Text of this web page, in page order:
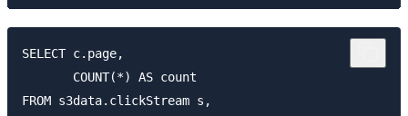
SELECT c.page,
       COUNT(*) AS count
FROM s3data.clickStream s,